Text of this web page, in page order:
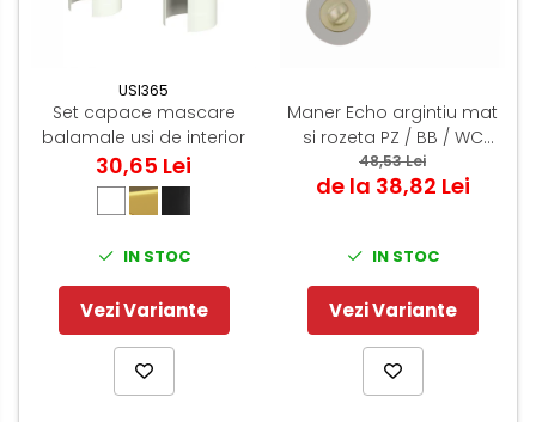
USI365
Set capace mascare
balamale usi de interior
30,65 Lei
IN STOC
Vezi Variante
Maner Echo argintiu mat
si rozeta PZ / BB / WC
rotunda 50 mm
48,53 Lei
de la 38,82 Lei
IN STOC
Vezi Variante